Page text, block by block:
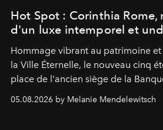
Hot Spot : Corinthia Rome,
d'un luxe intemporel et
Hommage vibrant au patrimoine
la Ville Éternelle, le nouveau cinq
place de l'ancien siège de la
de vivre Romain dans toute son
05.08.2026 by Melanie Mendelewitsch